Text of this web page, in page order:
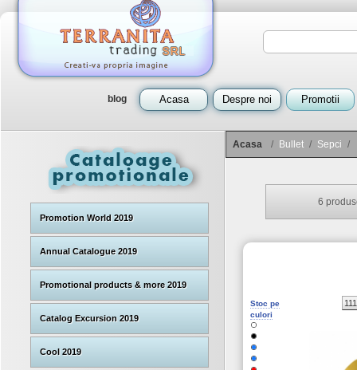
blog Acasa Despre noi Promotii
Promotion World 2019
Annual Catalogue 2019
Promotional products & more 2019
Catalog Excursion 2019
Cool 2019
Acasa / Bullet / Sepci /
6
Stoc pe
culori